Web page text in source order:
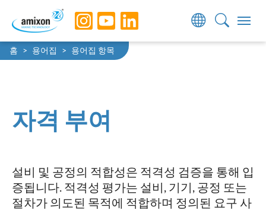
Skip to main navigation
Skip to main content
Skip to page footer
You are here:
홈 용어집 용어집 항목
자격 부여
설비 및 공정의 적합성은 적격성 검증을 통해 입
증됩니다. 적격성 평가는 설비, 기기, 공정 또는
절차가 의도된 목적에 적합하며 정의된 요구 사